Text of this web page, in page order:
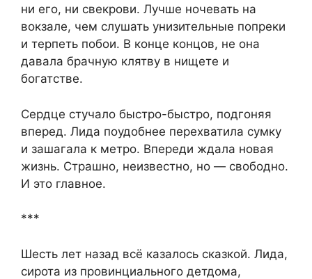
ни его, ни свекрови. Лучше ночевать на
вокзале, чем слушать унизительные попреки
и терпеть побои. В конце концов, не она
давала брачную клятву в нищете и
богатстве.
Сердце стучало быстро-быстро, подгоняя
вперед. Лида поудобнее перехватила сумку
и зашагала к метро. Впереди ждала новая
жизнь. Страшно, неизвестно, но — свободно.
И это главное.
***
Шесть лет назад всё казалось сказкой. Лида,
сирота из провинциального детдома,